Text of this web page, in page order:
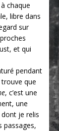
chaque
libre dans
sur
et qui
pendant
que
, c’est une
une
je relis
passages,